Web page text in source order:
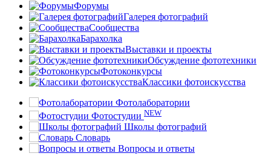
Форумы
Галерея фотографий
Сообщества
Барахолка
Выставки и проекты
Обсуждение фототехники
Фотоконкурсы
Классики фотоискусства
Фотолаборатории
Фотостудии NEW
Школы фотографий
Словарь
Вопросы и ответы